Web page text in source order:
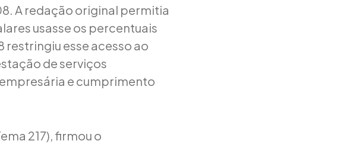
A redação original permitia
usasse os percentuais
restringiu esse acesso ao
de serviços
e cumprimento
217), firmou o